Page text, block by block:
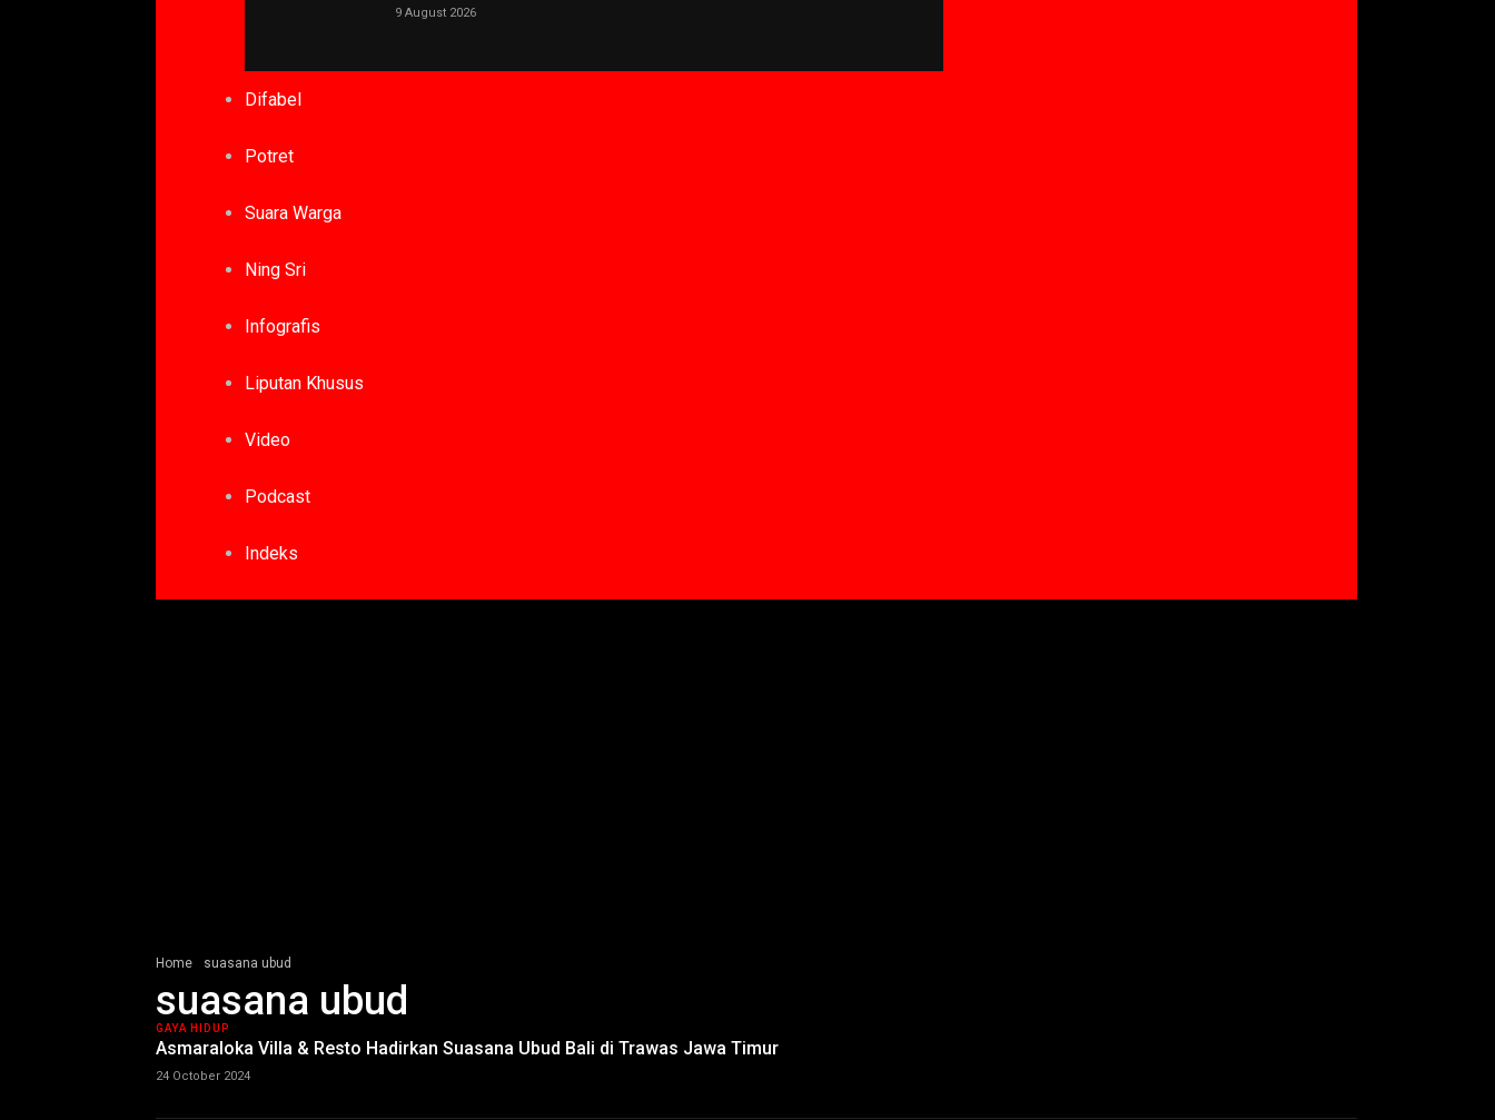
9 August 2026
Difabel
Potret
Suara Warga
Ning Sri
Infografis
Liputan Khusus
Video
Podcast
Indeks
Home suasana ubud
suasana ubud
GAYA HIDUP
Asmaraloka Villa & Resto Hadirkan Suasana Ubud Bali di Trawas Jawa Timur
24 October 2024